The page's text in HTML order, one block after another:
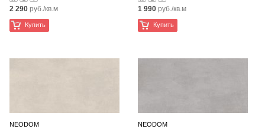
2 290 руб./кв.м
Купить
1 990 руб./кв.м
Купить
NEODOM NEODOM